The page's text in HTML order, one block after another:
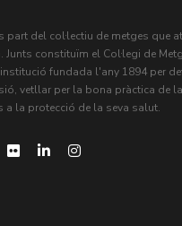
part del col·lectiu de metges que
Junts constituïm el Col·legi de
fundada l'any 1894 per
vetllar per la bona pràctica de
a la protecció de la seva salut.